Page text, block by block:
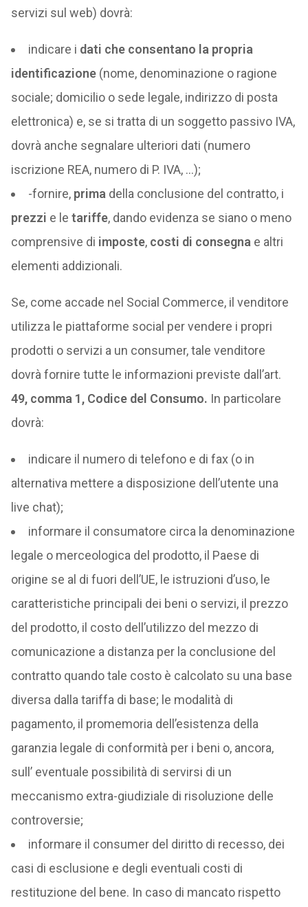
servizi sul web) dovrà:
indicare i dati che consentano la propria
identificazione(nome, denominazione o ragione
sociale; domicilio o sede legale, indirizzo di posta
elettronica) e, se si tratta di un soggetto passivo IVA,
dovrà anche segnalare ulteriori dati (numero
iscrizione REA, numero di P. IVA, …);
-fornire, prima della conclusione del contratto, i
prezzi e le tariffe, dando evidenza se siano o meno
comprensive di imposte, costi di consegna e altri
elementi addizionali.
Se, come accade nel Social Commerce, il venditore
utilizza le piattaforme social per vendere i propri
prodotti o servizi a un consumer, tale venditore
dovrà fornire tutte le informazioni previste dall’art.
49, comma 1, Codice del Consumo. In particolare
dovrà:
indicare il numero di telefono e di fax (o in
alternativa mettere a disposizione dell’utente una
live chat);
informare il consumatore circa la denominazione
legale o merceologica del prodotto, il Paese di
origine se al di fuori dell’UE, le istruzioni d’uso, le
caratteristiche principali dei beni o servizi, il prezzo
del prodotto, il costo dell’utilizzo del mezzo di
comunicazione a distanza per la conclusione del
contratto quando tale costo è calcolato su una base
diversa dalla tariffa di base; le modalità di
pagamento, il promemoria dell’esistenza della
garanzia legale di conformità per i beni o, ancora,
sull’ eventuale possibilità di servirsi di un
meccanismo extra-giudiziale di risoluzione delle
controversie;
informare il consumer del diritto di recesso, dei
casi di esclusione e degli eventuali costi di
restituzione del bene. In caso di mancato rispetto